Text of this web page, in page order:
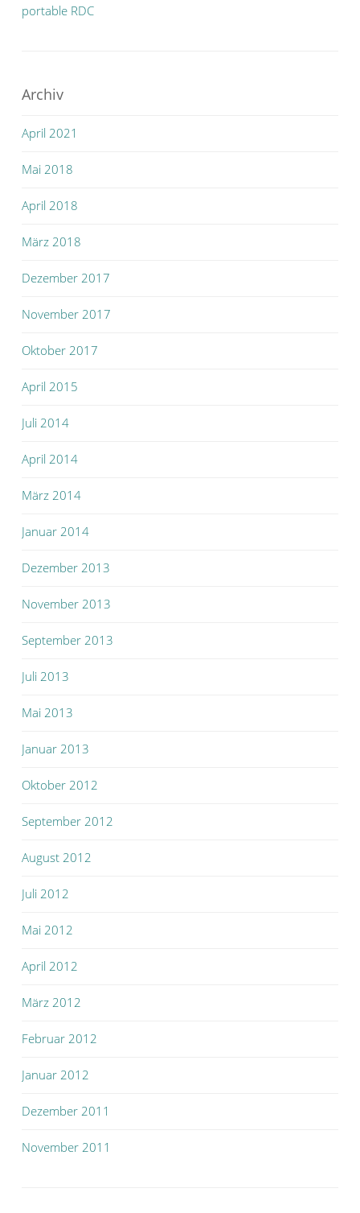
portable RDC
Archiv
April 2021
Mai 2018
April 2018
März 2018
Dezember 2017
November 2017
Oktober 2017
April 2015
Juli 2014
April 2014
März 2014
Januar 2014
Dezember 2013
November 2013
September 2013
Juli 2013
Mai 2013
Januar 2013
Oktober 2012
September 2012
August 2012
Juli 2012
Mai 2012
April 2012
März 2012
Februar 2012
Januar 2012
Dezember 2011
November 2011